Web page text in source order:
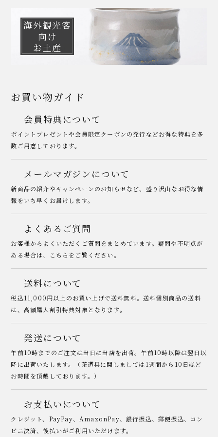
海外観光客
向け
お土産
お買い物ガイド
会員特典について
ポイントプレゼントや会員限定クーポンの発行などお得な特典を多
数ご用意しております。
メールマガジンについて
新商品の紹介やキャンペーンのお知らせなど、盛り沢山なお得な情
報をいち早くお届けします。
よくあるご質問
お客様からよくいただくご質問をまとめています。疑問や不明点が
ある場合は、こちらをご覧ください。
送料について
税込11,000円以上のお買い上げで送料無料。送料個別商品の送料
は、高額購入割引特典対象となります。
発送について
午前10時までのご注文は当日に当店を出荷。午前10時以降は翌日以
降に出荷いたします。（茶道具に関しましては1週間から10日ほど
お時間を頂戴しております。）
お支払いについて
クレジット、PayPay、AmazonPay、銀行振込、郵便振込、コン
ビニ決済、後払いがご利用いただけます。